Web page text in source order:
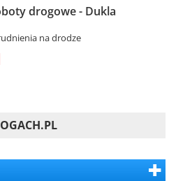
drogowe - Dukla
na drodze